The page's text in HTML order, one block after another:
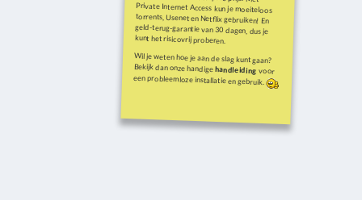
kunt het risicovrij proberen.
Wil je weten hoe je aan de slag kunt gaan?
Bekijk dan onze handigehandleiding voor
een probleemloze installatie en gebruik.